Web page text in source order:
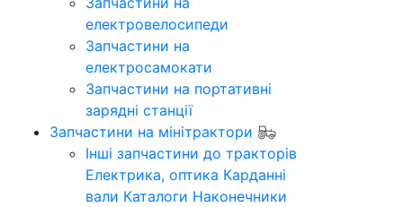
електровелосипеди
Запчастини на
електросамокати
Запчастини на портативні
зарядні станції
Запчастини на мінітрактори
Інші запчастини до тракторів
Електрика, оптика Карданні
вали Каталоги Наконечники